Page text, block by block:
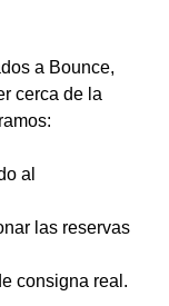
a Bounce,
cerca de la
al
las reservas
consigna real.